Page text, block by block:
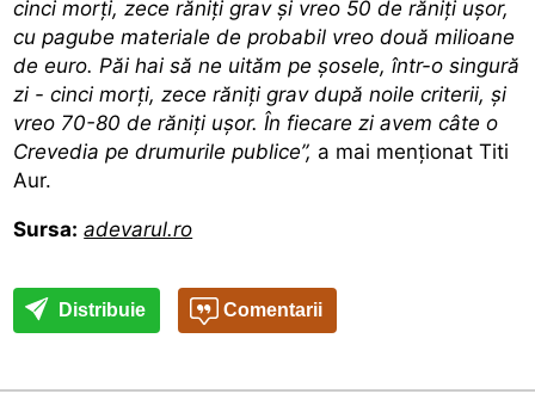
cinci morți, zece răniți grav și vreo 50 de răniți ușor,
cu pagube materiale de probabil vreo două milioane
de euro. Păi hai să ne uităm pe șosele, într-o singură
zi - cinci morți, zece răniți grav după noile criterii, și
vreo 70-80 de răniți ușor. În fiecare zi avem câte o
Crevedia pe drumurile publice”, a mai menționatTiti
Aur.
Sursa: adevarul.ro
Distribuie Comentarii